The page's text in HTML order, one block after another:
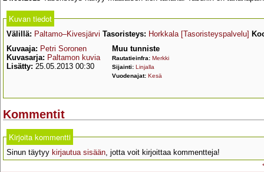
Kuvan tiedot
Välillä: Paltamo–Kivesjärvi Tasoristeys: Horkkala [Tasoristeyspalvelu]
Kuvaaja: Petri Soronen
Kuvasarja: Paltamon kuvia
Lisätty: 25.05.2013 00:30
Muu tunniste
Rautatieinfra: Merkki
Sijainti: Linjalla
Vuodenajat: Kesä
Kommentit
Kirjoita kommentti
Sinun täytyy kirjautua sisään, jotta voit kirjoittaa kommentteja!